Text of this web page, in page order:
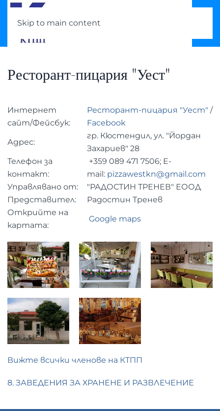
Skip to main content
Ресторант-пицария "Уест"
Интернет
сайт/Фейсбук:
Ресторант-пицария "Уест" /
Facebook
Адрес:
гр. Кюстендил, ул. "Йордан
Захариев" 28
Телефон за
контакт:
+359 089 471 7506; E-
mail: pizzawestkn@gmail.com
Управлявано от:
"РАДОСТИН ТРЕНЕВ" ЕООД
Представител:
Радостин Тренев
Открийте на
картата:
Google maps
Вижте всички членове на КТПП
8. ЗАВЕДЕНИЯ ЗА ХРАНЕНЕ И РАЗВЛЕЧЕНИЕ